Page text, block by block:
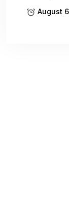
August